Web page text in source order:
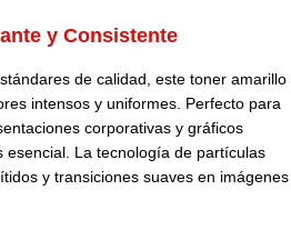
y Consistente
de calidad, este toner amarillo
intensos y uniformes. Perfecto para
corporativas y gráficos
esencial. La tecnología de partículas
y transiciones suaves en imágenes